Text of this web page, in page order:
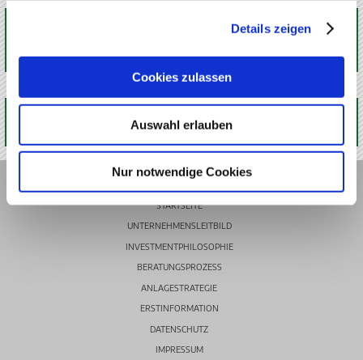
Details zeigen
Cookies zulassen
Auswahl erlauben
Nur notwendige Cookies
STARTSEITE
UNTERNEHMENSLEITBILD
INVESTMENTPHILOSOPHIE
BERATUNGSPROZESS
ANLAGESTRATEGIE
ERSTINFORMATION
DATENSCHUTZ
IMPRESSUM